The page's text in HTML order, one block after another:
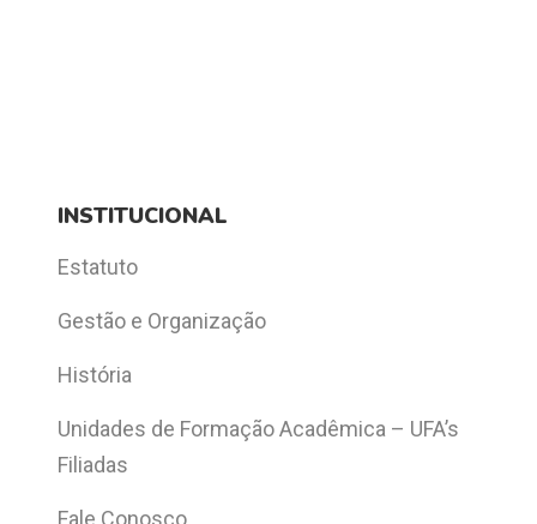
INSTITUCIONAL
Estatuto
Gestão e Organização
História
Unidades de Formação Acadêmica – UFA’s
Filiadas
Fale Conosco